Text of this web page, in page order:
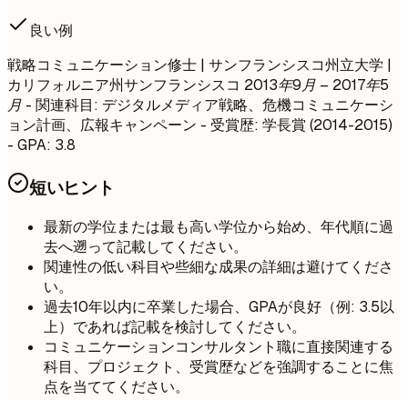
良い例
戦略コミュニケーション修士 | サンフランシスコ州立大学 |
カリフォルニア州サンフランシスコ 2013年9月 – 2017年5
月 - 関連科目: デジタルメディア戦略、危機コミュニケーシ
ョン計画、広報キャンペーン - 受賞歴: 学長賞 (2014-2015)
- GPA: 3.8
短いヒント
最新の学位または最も高い学位から始め、年代順に過
去へ遡って記載してください。
関連性の低い科目や些細な成果の詳細は避けてくださ
い。
過去10年以内に卒業した場合、GPAが良好（例: 3.5以
上）であれば記載を検討してください。
コミュニケーションコンサルタント職に直接関連する
科目、プロジェクト、受賞歴などを強調することに焦
点を当ててください。